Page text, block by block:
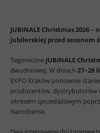
JUBINALE Christmas 2026
jubilerskiej przed sezonem
Tegoroczne JUBINALE
dwudniowej. W dniach 27–28
EXPO Kraków ponownie
producentów, dystrybutorów
okresem sprzedażowym
Narodzenia.